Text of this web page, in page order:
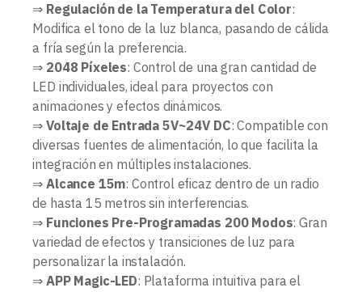
⇒ Regulación de la Temperatura del Color:
Modifica el tono de la luz blanca, pasando de cálida
a fría según la preferencia.
⇒ 2048 Píxeles: Control de una gran cantidad de
LED individuales, ideal para proyectos con
animaciones y efectos dinámicos.
⇒ Voltaje de Entrada 5V~24V DC: Compatible con
diversas fuentes de alimentación, lo que facilita la
integración en múltiples instalaciones.
⇒ Alcance 15m: Control eficaz dentro de un radio
de hasta 15 metros sin interferencias.
⇒ Funciones Pre-Programadas 200 Modos: Gran
variedad de efectos y transiciones de luz para
personalizar la instalación.
⇒ APP Magic-LED: Plataforma intuitiva para el